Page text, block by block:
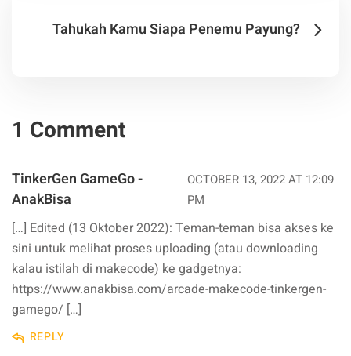
Tahukah Kamu Siapa Penemu Payung?
1 Comment
TinkerGen GameGo -
AnakBisa
OCTOBER 13, 2022 AT 12:09
PM
[…] Edited (13 Oktober 2022): Teman-teman bisa akses ke
sini untuk melihat proses uploading (atau downloading
kalau istilah di makecode) ke gadgetnya:
https://www.anakbisa.com/arcade-makecode-tinkergen-
gamego/ […]
REPLY